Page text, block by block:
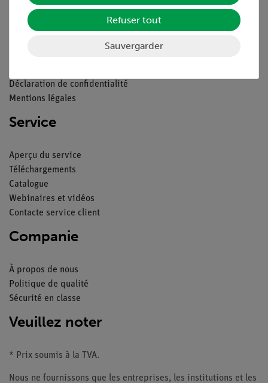
Légal
Déclaration de confidentialité
Mentions légales
Service
Aperçu du service
Téléchargements
Catalogue
Webinaires et vidéos
Contacte service client
Companie
À propos de nous
Politique de qualité
Sécurité en classe
Veuillez noter
* Prix soumis à la TVA.
Nous ne fournissons que les entreprises, les institutions et les
Refuser tout
Sauvergarder